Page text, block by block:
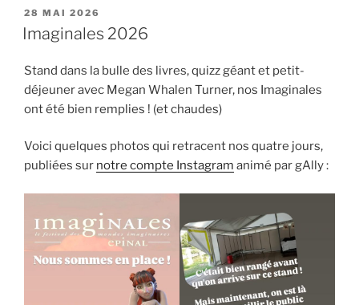
PUBLIÉ
LE
28 MAI 2026
Imaginales 2026
Stand dans la bulle des livres, quizz géant et petit-
déjeuner avec Megan Whalen Turner, nos Imaginales
ont été bien remplies ! (et chaudes)
Voici quelques photos qui retracent nos quatre jours,
publiées sur notre compte Instagram animé par gAlly :